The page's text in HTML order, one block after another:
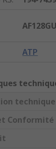
ATP
technique
Conformité